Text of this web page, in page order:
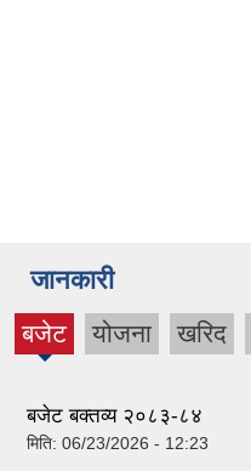
जानकारी
बजेट
(active
योजना खरिद
बजेट बक्तव्य २०८३-८४
मिति: 06/23/2026 - 12:23